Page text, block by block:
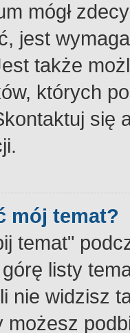
mógł
jest
także
których
się
mój temat?
temat"
listy
nie widzisz
możesz